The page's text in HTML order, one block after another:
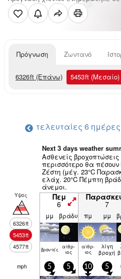
Πρόγνωση Ζωντανό
6326ft (Επάνω) 5453ft (Μεσαίο)
τελευταίες 6 ημέρες
Next 3 days weather
Ασθενείς
περισσότερο θα
Ζέστη (μέγ. 23°C
ελάχ. 20°C Πέμπτη
άνεμοι.
Υψος
6326ft
5453ft
4577ft
Πεμ
6 7
μμ βράδυ πμ μμ
βρον­τές αίθρ­
ιος
αίθρ­
ιος
λίγη
βροχή
mph 5 5 10 5